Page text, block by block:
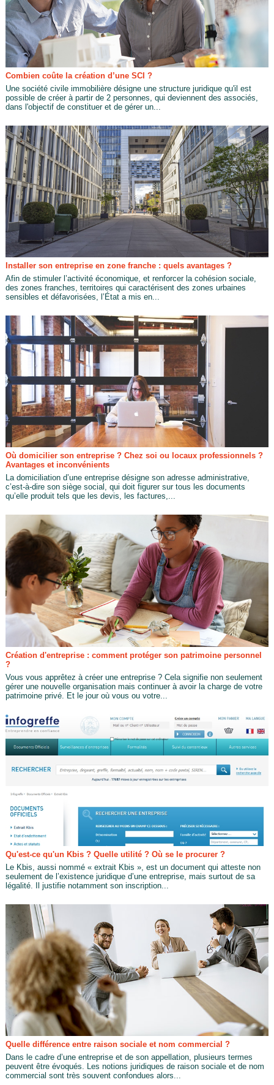
Combien coûte la création d’une SCI ?
Une société civile immobilière désigne une structure juridique qu'il est
possible de créer à partir de 2 personnes, qui deviennent des associés,
dans l'objectif de constituer et de gérer un...
Installer son entreprise en zone franche : quels avantages ?
Afin de stimuler l’activité économique, et renforcer la cohésion sociale,
des zones franches, territoires qui caractérisent des zones urbaines
sensibles et défavorisées, l’État a mis en...
Où domicilier son entreprise ? Chez soi ou locaux professionnels ?
Avantages et inconvénients
La domiciliation d’une entreprise désigne son adresse administrative,
c’est-à-dire son siège social, qui doit figurer sur tous les documents
qu’elle produit tels que les devis, les factures,...
Création d'entreprise : comment protéger son patrimoine personnel
?
Vous vous apprêtez à créer une entreprise ? Cela signifie non seulement
gérer une nouvelle organisation mais continuer à avoir la charge de votre
patrimoine privé. Et le jour où vous ou votre...
Qu'est-ce qu'un Kbis ? Quelle utilité ? Où se le procurer ?
Le Kbis, aussi nommé « extrait Kbis », est un document qui atteste non
seulement de l’existence juridique d’une entreprise, mais surtout de sa
légalité. Il justifie notamment son inscription...
Quelle différence entre raison sociale et nom commercial ?
Dans le cadre d’une entreprise et de son appellation, plusieurs termes
peuvent être évoqués. Les notions juridiques de raison sociale et de nom
commercial sont très souvent confondues alors...